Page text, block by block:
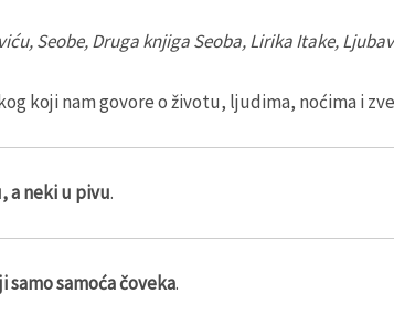
Seobe, Druga knjiga Seoba, Lirika Itake,
koji nam govore o životu, ljudima, noćima i
а neki u pivu.
samo samoća čoveka.